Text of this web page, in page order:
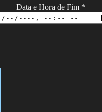
Data e Hora de Fim *